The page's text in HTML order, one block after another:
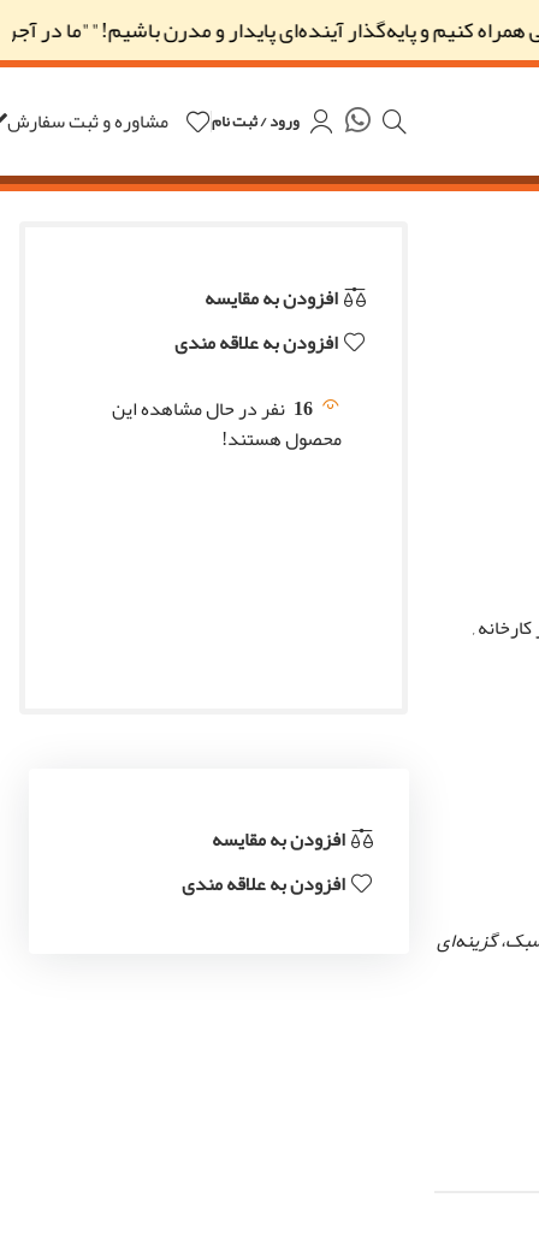
"ما در آجرکنیم و پایه‌گذار آینده‌ای پایدار و مدرن باشیم!"
ورود / ثبت نام
مشاوره و ثبت سفارش
,
افزودن به مقایسه
افزودن به علاقه مندی
16 نفر در حال مشاهده این
محصول هستند!
گزینه‌ای
افزودن به مقایسه
افزودن به علاقه مندی